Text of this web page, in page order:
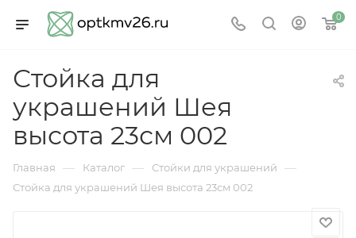
0
Стойка для
украшений Шея
высота 23см 002
Главная — Каталог — Стойки для украшений —
Стойка для украшений Шея высота 23см 002